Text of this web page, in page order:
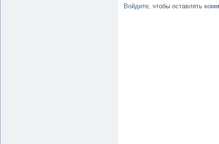
Войдите , чтобы оставлять